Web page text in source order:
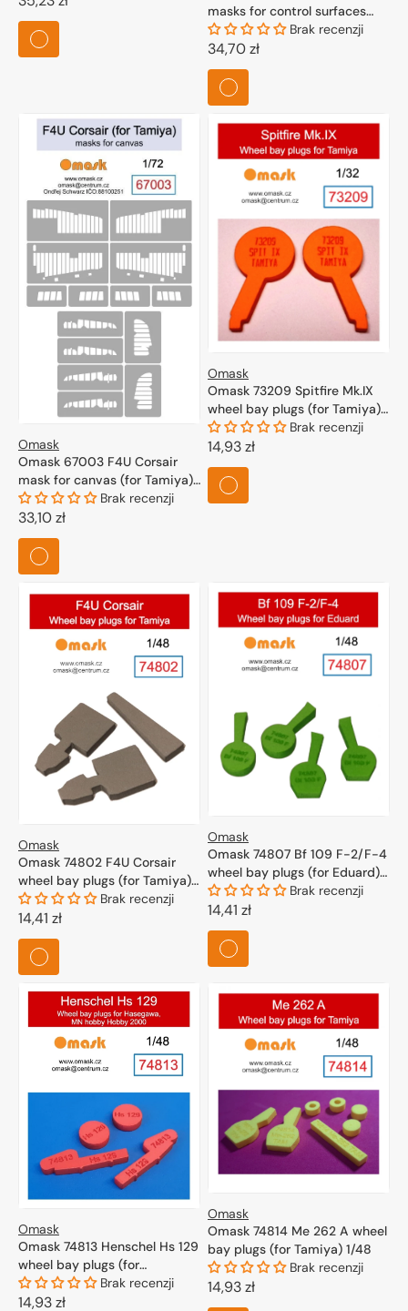
regularna
masks for control surfaces
(for Wingsy Kits) 1/48
Brak recenzji
Cena
regularna
34,70 zł
Omask
Omask 67003 F4U Corsair
mask for canvas (for Tamiya)
1/72
Brak recenzji
Cena
regularna
33,10 zł
Omask
Omask 73209 Spitfire Mk.IX
wheel bay plugs (for Tamiya)
1/32
Brak recenzji
Cena
regularna
14,93 zł
Omask
Omask 74802 F4U Corsair
wheel bay plugs (for Tamiya)
1/48
Brak recenzji
Cena
regularna
14,41 zł
Omask
Omask 74807 Bf 109 F-2/F-4
wheel bay plugs (for Eduard)
1/48
Brak recenzji
Cena
regularna
14,41 zł
Omask
Omask 74813 Henschel Hs 129
wheel bay plugs (for
Hasegawa, MN Hobby, Hobby
2000)) 1/48
Brak recenzji
Cena
14,93 zł
Omask
Omask 74814 Me 262 A wheel
bay plugs (for Tamiya) 1/48
Brak recenzji
Cena
14,93 zł